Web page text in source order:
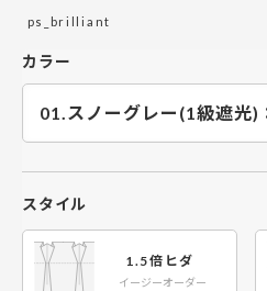
が分からなかったので電話し
さいました！ 実際に付けてみ
るとサイズもピッタリだし使
用感も気に入っています！買
ってよかった(*^ω^*)"
リビングには、モスキー、な
は、グレージュで落ち着いた
ンを検討中なのです。
ps_brilliant
カラー
スタイル
1.5倍ヒダ
イージーオーダー